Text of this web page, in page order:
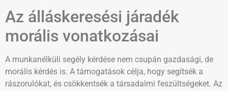
Az álláskeresési járadék
morális vonatkozásai
A munkanélküli segély kérdése nem csupán gazdasági, de
morális kérdés is. A támogatások célja, hogy segítsék a
rászorulókat, és csökkentsék a társadalmi feszültségeket. Az